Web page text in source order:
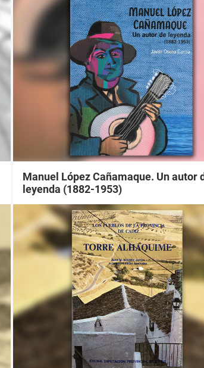
Manuel López Cañamaque. Un autor
leyenda (1882-1953)